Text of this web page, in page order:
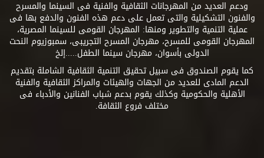
ودعم العديد من المهرجانات الثقافية والفنية فى السينما والمسرح
والفنون التشكيلية والتى تعمل على دعم هذه الفنون والدفع بها فى
عملية التنمية والتطوير ومنها: المهرجان القومى للسينما المصرية،
المهرجان القومى للمسرح، مهرجان المسرح التجريبى، سمبوزيوم النحت
الدولى بأسوان، مهرجان سينما الطفل.....إلخ
كما يقوم الصندوق فى سبيل تحقيق التنمية الثقافية الشاملة بتقديم
الدعم المادى للعديد من الجهات والهيئات والمراكز الثقافية والفنية
الأهلية والحكومية وكذلك يقوم بدعم شباب الفنانين والأدباء فى
مختلف فروع الثقافة.